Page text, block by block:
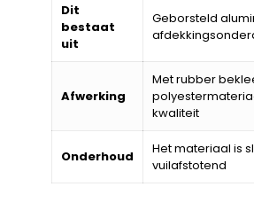
Dit
bestaat
uit
Geborsteld
Afwerking
Met rubber
kwaliteit
Onderhoud
Het materiaal is
vuilafstotend